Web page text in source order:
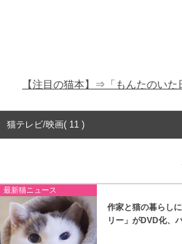
【注目の猫本】⇒「もんたのいた
猫テレビ/映画( 11 )
最新猫ニュース
作家と猫の暮らし
リー」がDVD化、
猫のフリー写真素材